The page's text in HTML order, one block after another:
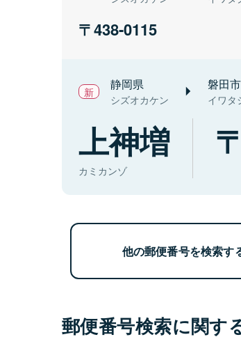
438-0115
静岡県
シズオカケン
磐田市
イワタ
上神増
カミカンゾ
他の郵便番号を検索す
郵便番号検索に関す